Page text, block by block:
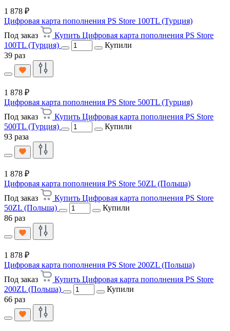
1 878 ₽
Цифровая карта пополнения PS Store 100TL (Турция)
Под заказ
Купить Цифровая карта пополнения PS Store
100TL (Турция)
Купили
39 раз
1 878 ₽
Цифровая карта пополнения PS Store 500TL (Турция)
Под заказ
Купить Цифровая карта пополнения PS Store
500TL (Турция)
Купили
93 раза
1 878 ₽
Цифровая карта пополнения PS Store 50ZL (Польша)
Под заказ
Купить Цифровая карта пополнения PS Store
50ZL (Польша)
Купили
86 раз
1 878 ₽
Цифровая карта пополнения PS Store 200ZL (Польша)
Под заказ
Купить Цифровая карта пополнения PS Store
200ZL (Польша)
Купили
66 раз